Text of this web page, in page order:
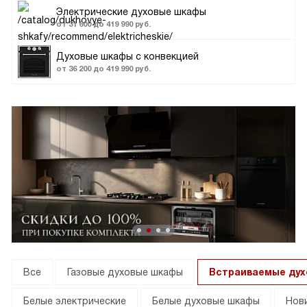
Электрические духовые шкафы
от 31 600 до 419 990 руб.
Духовые шкафы с конвекцией
от 36 200 до 419 990 руб.
Все Газовые духовые шкафы Встраиваемые
Белые электрические Белые духовые шкафы